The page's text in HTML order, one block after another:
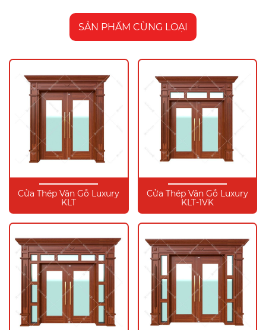
SẢN PHẨM CÙNG LOẠI
Cửa Thép Vân Gỗ Luxury
KLT
Cửa Thép Vân Gỗ Luxury
KLT-1VK